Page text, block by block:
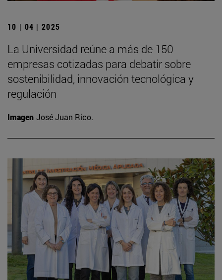
10 | 04 | 2025
La Universidad reúne a más de 150
empresas cotizadas para debatir sobre
sostenibilidad, innovación tecnológica y
regulación
Imagen José Juan Rico.